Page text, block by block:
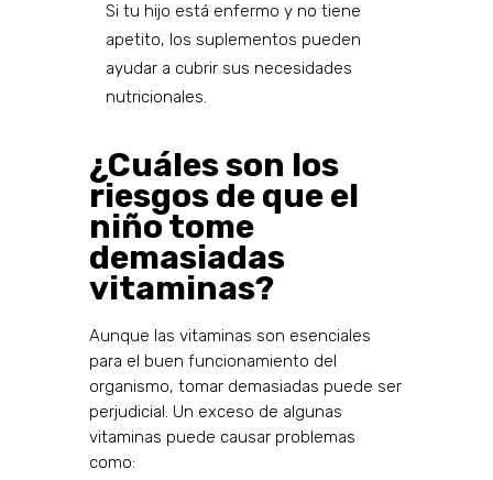
Si tu hijo está enfermo y no tiene
apetito, los suplementos pueden
ayudar a cubrir sus necesidades
nutricionales.
¿Cuáles son los
riesgos de que el
niño tome
demasiadas
vitaminas?
Aunque las vitaminas son esenciales
para el buen funcionamiento del
organismo, tomar demasiadas puede ser
perjudicial. Un exceso de algunas
vitaminas puede causar problemas
como: